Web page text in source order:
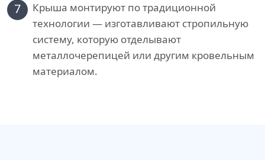
7
Крыша монтируют по традиционной
технологии — изготавливают стропильную
систему, которую отделывают
металлочерепицей или другим кровельным
материалом.